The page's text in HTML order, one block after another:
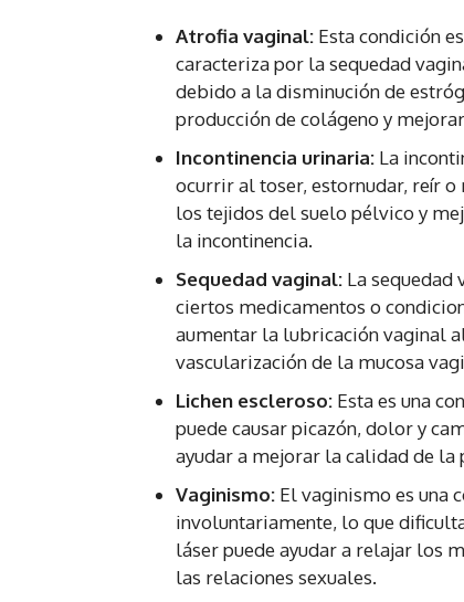
Atrofia vaginal: Esta condición
caracteriza por la sequedad
debido a la disminución de
producción de colágeno y
Incontinencia urinaria: La
ocurrir al toser, estornudar, reír
los tejidos del suelo pélvico y
la incontinencia.
Sequedad vaginal: La sequedad
ciertos medicamentos o
aumentar la lubricación vaginal
vascularización de la mucosa
Lichen escleroso: Esta es una
puede causar picazón, dolor y
ayudar a mejorar la calidad de la
Vaginismo: El vaginismo es una
involuntariamente, lo que
láser puede ayudar a relajar los
las relaciones sexuales.